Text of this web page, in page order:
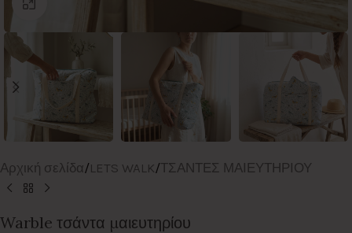
Αρχική σελίδα/LETS WALK/ΤΣΑΝΤΕΣ ΜΑΙΕΥΤΗΡΙΟΥ
Warble τσάντα μαιευτηρίου